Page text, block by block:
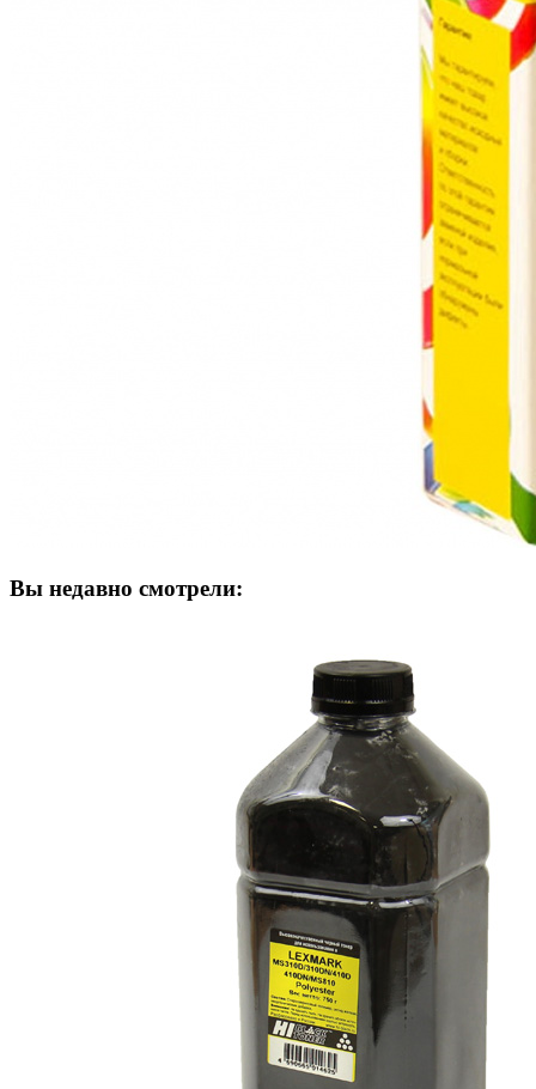
Вы недавно смотрели: